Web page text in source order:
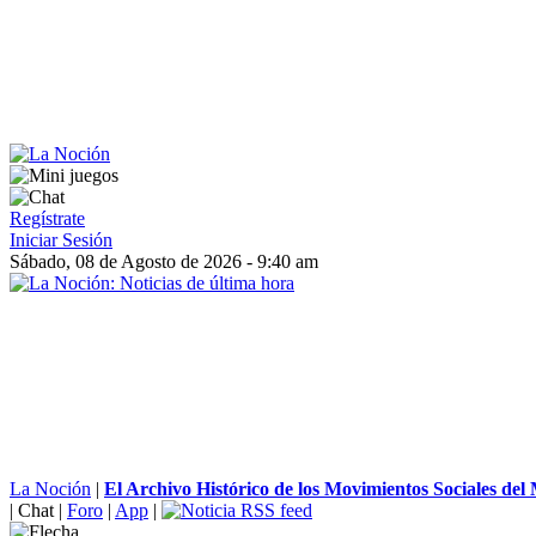
Regístrate
Iniciar Sesión
Sábado, 08 de Agosto de 2026 - 9:40 am
La Noción | El Archivo Histórico de los Movimientos Sociales del
| Chat | Foro | App |